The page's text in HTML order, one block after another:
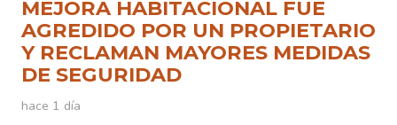
MEJORA HABITACIONAL FUE
AGREDIDO POR UN PROPIETARIO
Y RECLAMAN MAYORES MEDIDAS
DE SEGURIDAD
hace 1 día